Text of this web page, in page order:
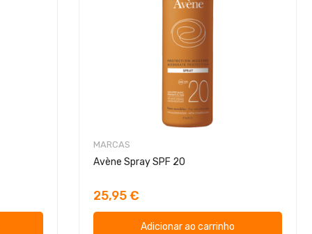
MARCAS
Avène Spray SPF 20
25,95 €
Adicionar ao carrinho